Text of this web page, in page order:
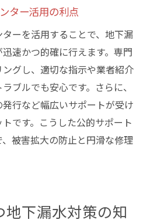
ター活用の利点
ーを活用することで、地下漏
速かつ的確に行えます。専門
グし、適切な指示や業者紹介
ブルでも安心です。さらに、
行など幅広いサポートが受け
です。こうした公的サポート
被害拡大の防止と円滑な修理
下漏水対策の知